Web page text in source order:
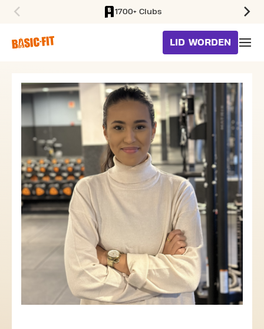
1700+ Clubs
LID WORDEN